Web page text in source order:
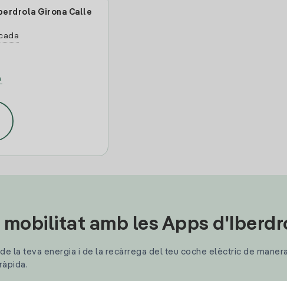
Girona Calle
mobilitat amb les Apps
la teva energia i de la recàrrega del teu coche elèctric de
ràpida.